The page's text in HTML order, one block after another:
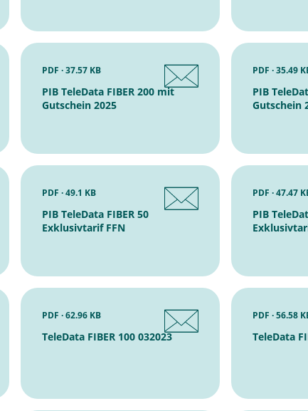
PIB TeleData FIBER 200 mit
Gutschein 2025
PDF · 37.57 KB
PIB
Gutschein
PDF · 35.49
PIB TeleData FIBER 50
Exklusivtarif FFN
PDF · 49.1 KB
PIB
PDF · 47.47
TeleData FIBER 100 032023
PDF · 62.96 KB
TeleData
PDF · 56.58